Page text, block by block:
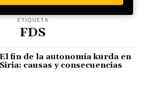
ETIQUETA
FDS
El fin de la autonomía kurda en
Siria: causas y consecuencias